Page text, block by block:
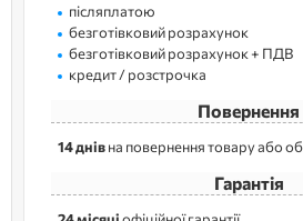
післяплатою
безготівковий розрахунок
безготівковий розрахунок + ПДВ
кредит / розстрочка
Повернення
14 днівна повернення товару або
Гарантія